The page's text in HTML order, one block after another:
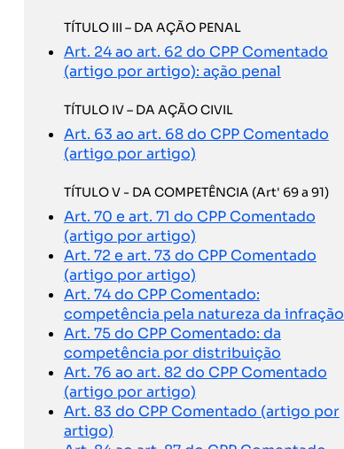
TÍTULO III – DA AÇÃO PENAL
Art. 24 ao art. 62 do CPP Comentado
(artigo por artigo): ação penal
TÍTULO IV – DA AÇÃO CIVIL
Art. 63 ao art. 68 do CPP Comentado
(artigo por artigo)
TÍTULO V - DA COMPETÊNCIA (Art' 69 a 91)
Art. 70 e art. 71 do CPP Comentado
(artigo por artigo)
Art. 72 e art. 73 do CPP Comentado
(artigo por artigo)
Art. 74 do CPP Comentado:
competência pela natureza da infração
Art. 75 do CPP Comentado: da
competência por distribuição
Art. 76 ao art. 82 do CPP Comentado
(artigo por artigo)
Art. 83 do CPP Comentado (artigo por
artigo)